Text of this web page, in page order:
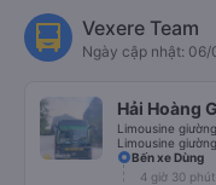
Vexere Team
Ngày cập nhật:
Hải Hoàng
Bến xe Dùng
4 giờ 30 phút